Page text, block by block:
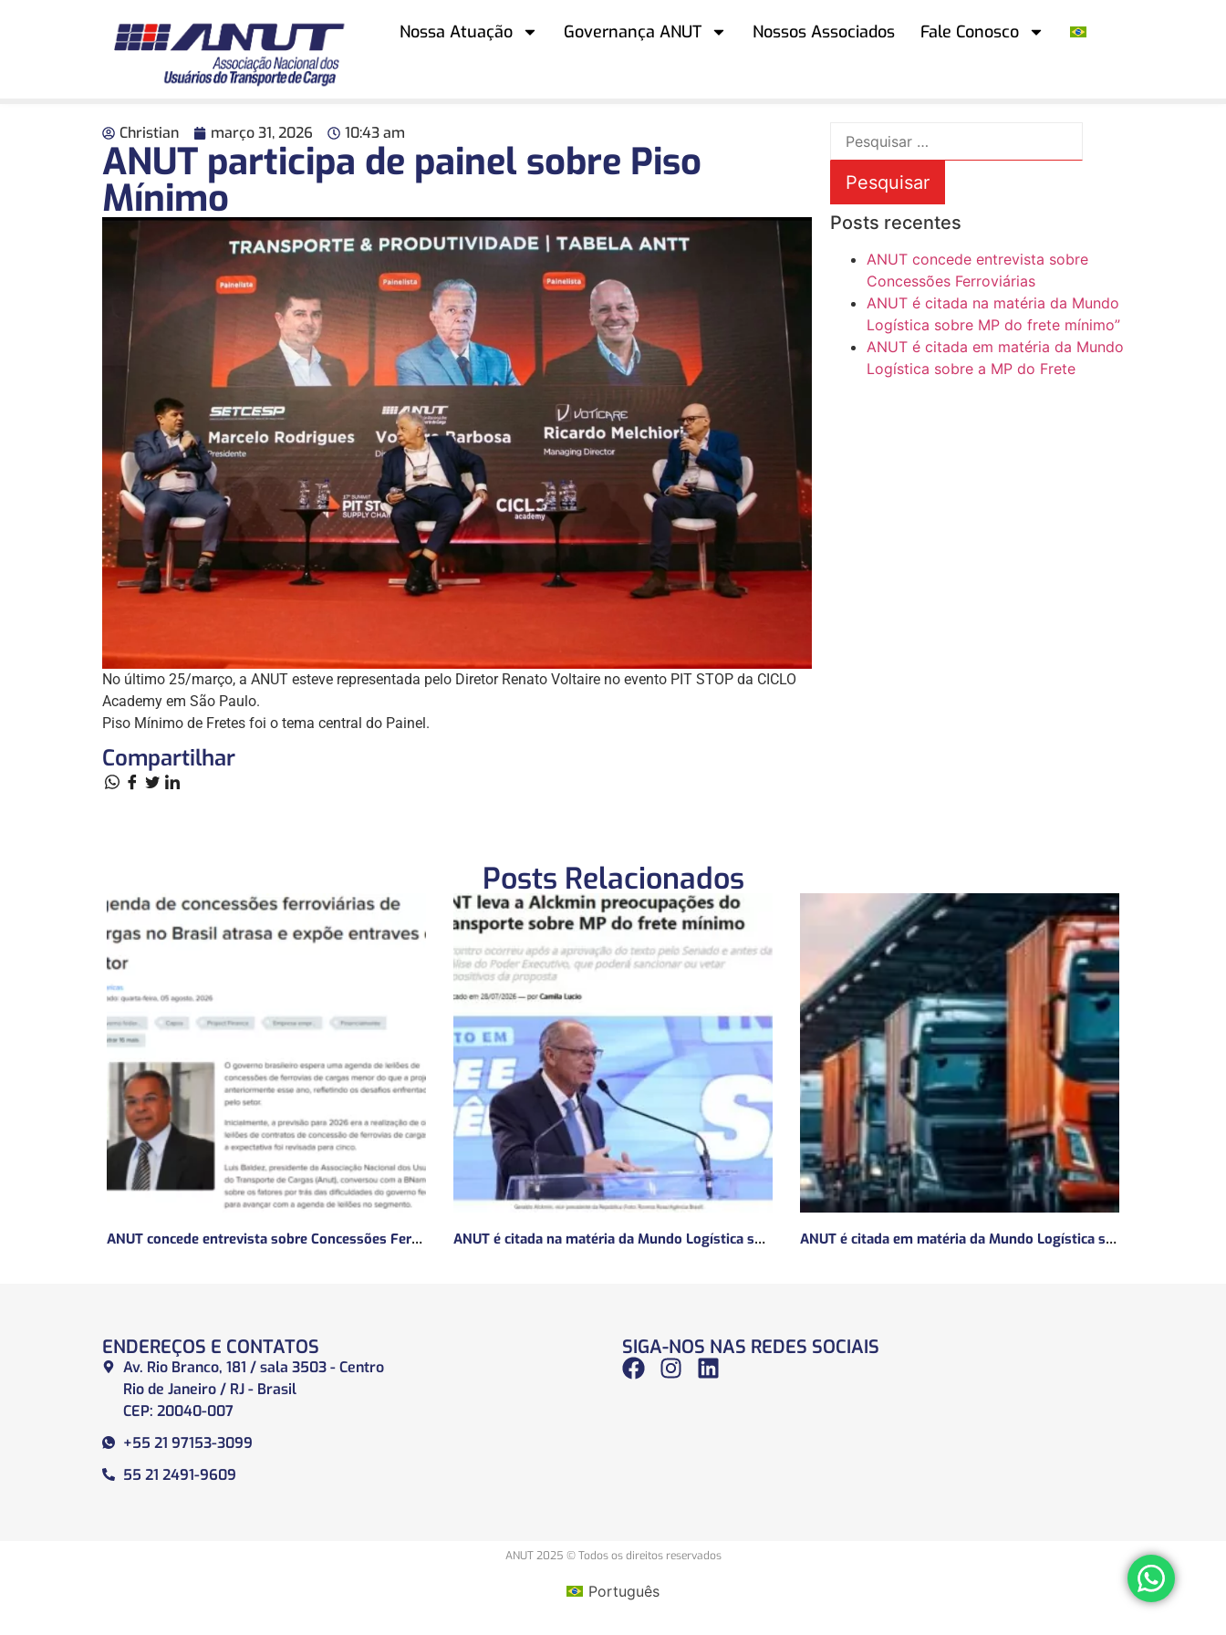
Nossa Atuação Governança ANUT Nossos Associados Fale Conosco
Christian março 31, 2026 10:43 am
ANUT participa de painel sobre Piso
Mínimo
No último 25/março, a ANUT esteve representada pelo Diretor Renato Voltaire no evento PIT STOP da CICLO
Academy em São Paulo.
Piso Mínimo de Fretes foi o tema central do Painel.
Compartilhar
Posts recentes
ANUT concede entrevista sobre
Concessões Ferroviárias
ANUT é citada na matéria da Mundo
Logística sobre MP do frete mínimo”
ANUT é citada em matéria da Mundo
Logística sobre a MP do Frete
Posts Relacionados
ANUT concede entrevista sobre Concessões Ferroviárias ANUT é citada na matéria da Mundo Logística sobre MP do frete mínimo” ANUT é citada em matéria da Mundo Logística sobre a MP do Frete
ENDEREÇOS E CONTATOS
Av. Rio Branco, 181 / sala 3503 - Centro
Rio de Janeiro / RJ - Brasil
CEP: 20040-007
+55 21 97153-3099
55 21 2491-9609
SIGA-NOS NAS REDES SOCIAIS
ANUT 2025 © Todos os direitos reservados
Português